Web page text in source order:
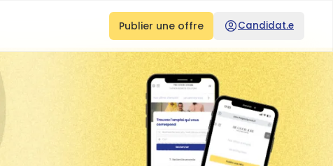
Publier une offre Candidat.e